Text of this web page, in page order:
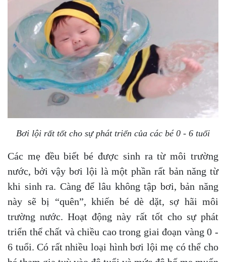
Bơi lội rất tốt cho sự phát triển của các bé 0 - 6 tuổi
Các mẹ đều biết bé được sinh ra từ môi trường
nước, bởi vậy bơi lội là một phần rất bản năng từ
khi sinh ra. Càng để lâu không tập bơi, bản năng
này sẽ bị “quên”, khiến bé dè dặt, sợ hãi môi
trường nước. Hoạt động này rất tốt cho sự phát
triển thể chất và chiều cao trong giai đoạn vàng 0 -
6 tuổi. Có rất nhiều loại hình bơi lội mẹ có thể cho